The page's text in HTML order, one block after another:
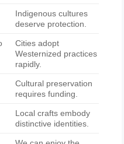
Indigenous cultures
deserve protection.
Cities adopt
Westernized practices
rapidly.
Cultural preservation
requires funding.
Local crafts embody
distinctive identities.